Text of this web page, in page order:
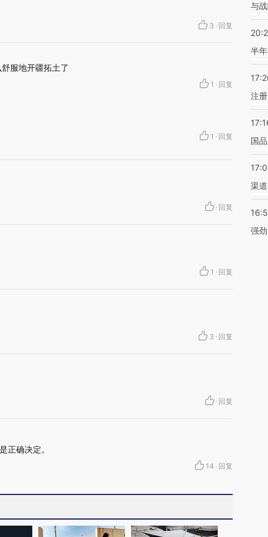
3 · 回复
服地开疆拓土了
1 · 回复
1 · 回复
· 回复
1 · 回复
3 · 回复
· 回复
正确决定。
14 · 回复
与
半
注
国
渠
强